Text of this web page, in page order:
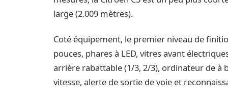
large (2.009 mètres).
Coté équipement, le premier niveau de
pouces, phares à LED, vitres avant
arrière rabattable (1/3, 2/3), ordinateur de à
vitesse, alerte de sortie de voie et